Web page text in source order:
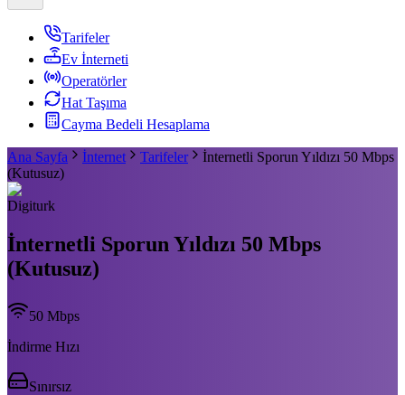
Tarifeler
Ev İnterneti
Operatörler
Hat Taşıma
Cayma Bedeli Hesaplama
Ana Sayfa İnternet Tarifeler
İnternetli Sporun Yıldızı 50 Mbps
(Kutusuz)
Digiturk
İnternetli Sporun Yıldızı 50 Mbps
(Kutusuz)
50 Mbps
İndirme Hızı
Sınırsız